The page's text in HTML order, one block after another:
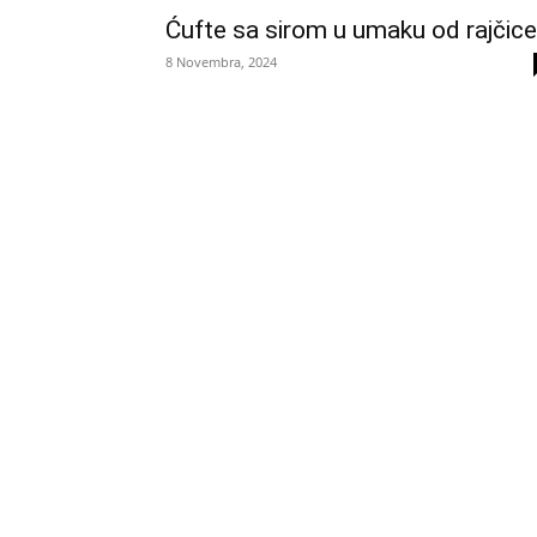
Ćufte sa sirom u umaku od rajčice
8 Novembra, 2024